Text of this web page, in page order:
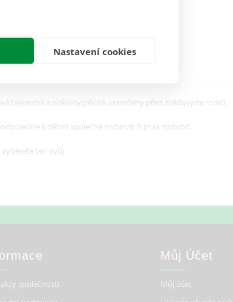
Nastavení cookies
tajemství a poklady pěkně uzamčeny před zvědavými rodiči.
s dětmi společně nabarvit či jinak ozdobit.
vyberete ten svůj.
společnosti
Můj Účet
Můj účet